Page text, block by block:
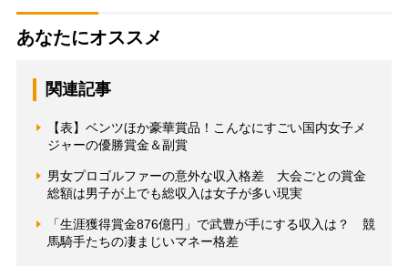
あなたにオススメ
関連記事
【表】ベンツほか豪華賞品！こんなにすごい国内女子メ
ジャーの優勝賞金＆副賞
男女プロゴルファーの意外な収入格差 大会ごとの賞金
総額は男子が上でも総収入は女子が多い現実
「生涯獲得賞金876億円」で武豊が手にする収入は？ 競
馬騎手たちの凄まじいマネー格差